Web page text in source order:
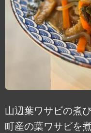
山辺葉ワサビの煮
町産の葉ワサビを